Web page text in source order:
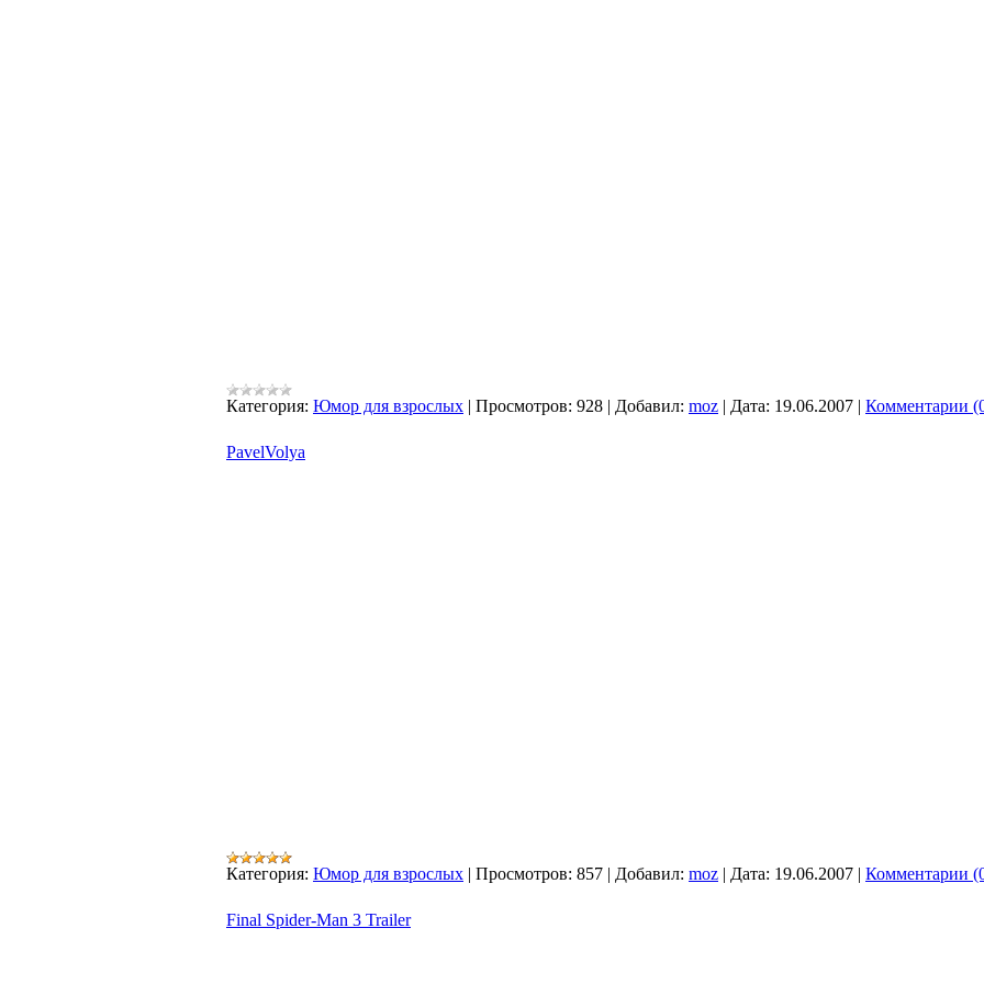
Категория: Юмор для взрослых | Просмотров: 928 | Добавил: moz | Дата: 19.06.2007 | Комментарии
PavelVolya
Категория: Юмор для взрослых | Просмотров: 857 | Добавил: moz | Дата: 19.06.2007 | Комментарии
Final Spider-Man 3 Trailer